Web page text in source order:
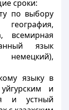
сроки:
по выбору
всемирная
язык
языку в
и
и устный